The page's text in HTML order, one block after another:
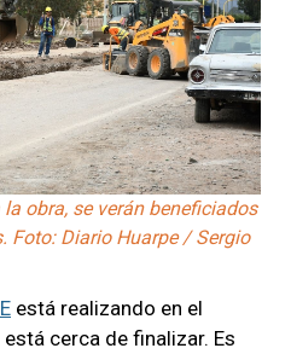
obra, se verán beneficiados
Foto: Diario Huarpe / Sergio
está realizando en el
cerca de finalizar. Es